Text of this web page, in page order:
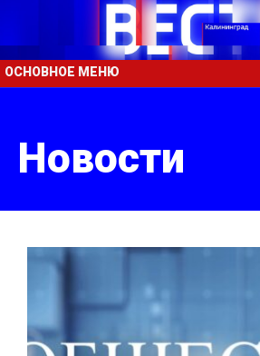
ОСНОВНОЕ МЕНЮ
Новости